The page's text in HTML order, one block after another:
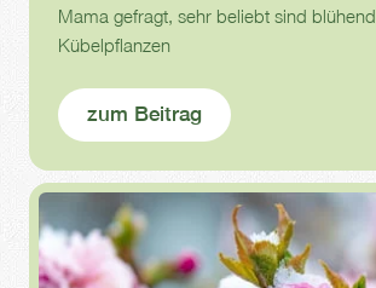
Mama gefragt, sehr beliebt sind
Kübelpflanzen
zum Beitrag